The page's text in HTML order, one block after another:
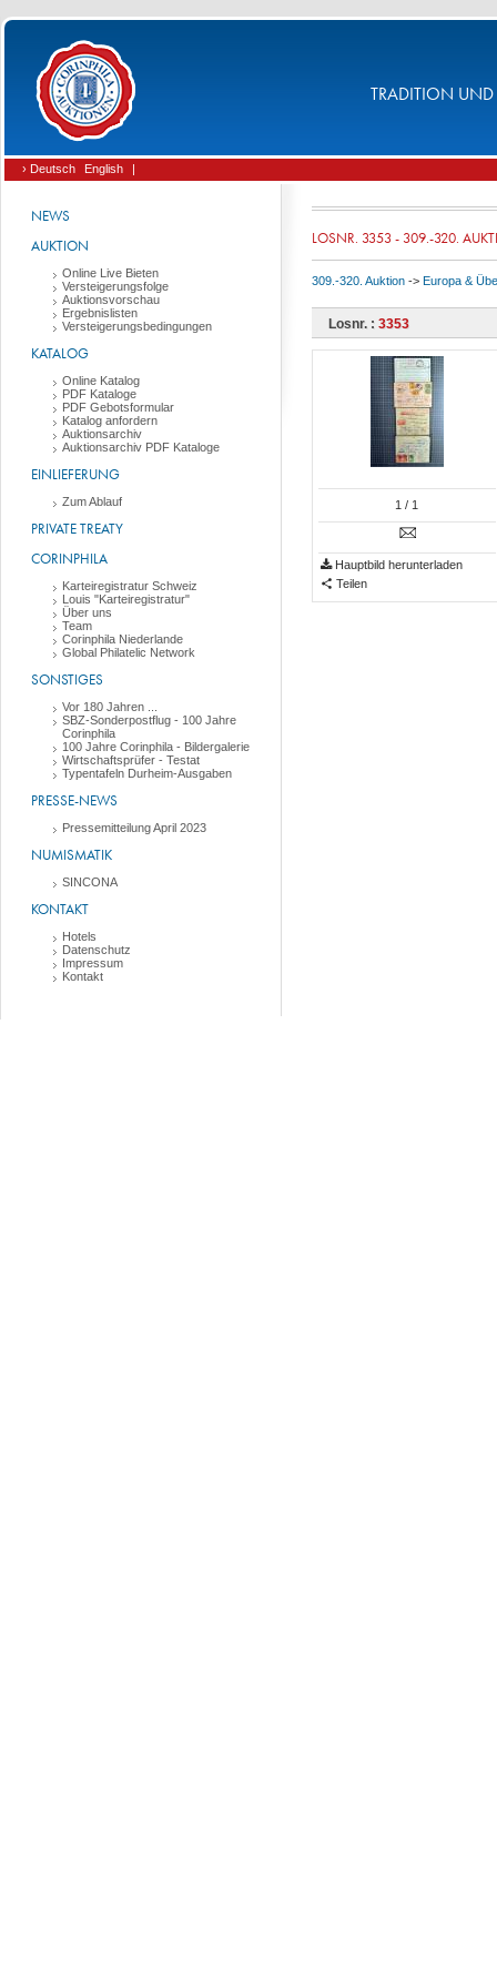
TRADITION UND
› Deutsch English |
NEWS
AUKTION
Online Live Bieten
Versteigerungsfolge
Auktionsvorschau
Ergebnislisten
Versteigerungsbedingungen
KATALOG
Online Katalog
PDF Kataloge
PDF Gebotsformular
Katalog anfordern
Auktionsarchiv
Auktionsarchiv PDF Kataloge
EINLIEFERUNG
Zum Ablauf
PRIVATE TREATY
CORINPHILA
Karteiregistratur Schweiz
Louis "Karteiregistratur"
Über uns
Team
Corinphila Niederlande
Global Philatelic Network
SONSTIGES
Vor 180 Jahren ...
SBZ-Sonderpostflug - 100 Jahre
Corinphila
100 Jahre Corinphila - Bildergalerie
Wirtschaftsprüfer - Testat
Typentafeln Durheim-Ausgaben
PRESSE-NEWS
Pressemitteilung April 2023
NUMISMATIK
SINCONA
KONTAKT
Hotels
Datenschutz
Impressum
Kontakt
LOSNR. 3353 - 309.-320.
309.-320. Auktion -> Europa &
Losnr. : 3353
1 / 1
Hauptbild herunterladen
Teilen